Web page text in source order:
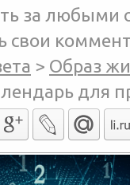
за любыми
свои
> Образ
для